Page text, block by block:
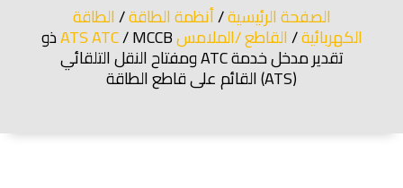
الصفحة الرئيسية/أنظمة الطاقة/الطاقة
الكهربائية/القاطع /الملامس ATS ATC / MCCB ذو
تقدير مدخل خدمة ATC ومفتاح النقل التلقائي
(ATS) القائم على قاطع الطاقة